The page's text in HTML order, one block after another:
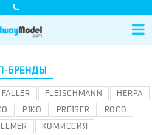
БРЕНДЫ
FALLER FLEISCHMANN
HERPA
PIKO PREISER
ROCO
КОМИССИЯ